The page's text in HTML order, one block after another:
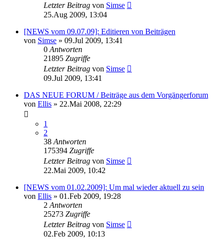
Letzter Beitrag von Simse
25.Aug 2009, 13:04
[NEWS vom 09.07.09]: Editieren von Beiträgen
von Simse » 09.Jul 2009, 13:41
0 Antworten
21895 Zugriffe
Letzter Beitrag von Simse
09.Jul 2009, 13:41
DAS NEUE FORUM / Beiträge aus dem Vorgängerforum
von Ellis » 22.Mai 2008, 22:29
1
2
38 Antworten
175394 Zugriffe
Letzter Beitrag von Simse
22.Mai 2009, 10:42
[NEWS vom 01.02.2009]: Um mal wieder aktuell zu sein
von Ellis » 01.Feb 2009, 19:28
2 Antworten
25273 Zugriffe
Letzter Beitrag von Simse
02.Feb 2009, 10:13